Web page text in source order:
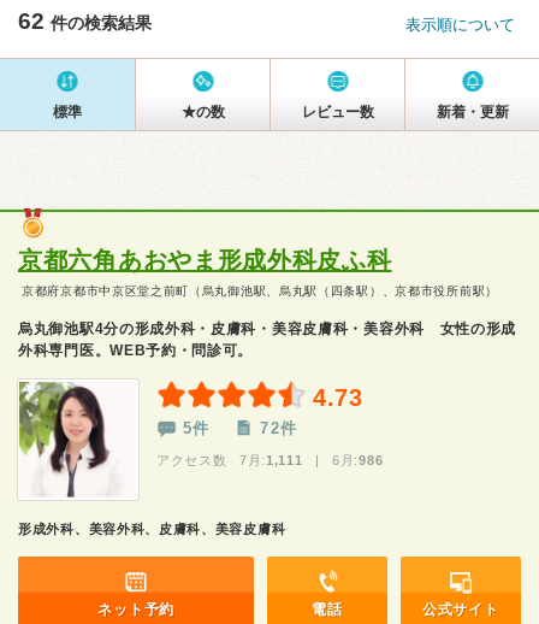
62 件の検索結果 表示順について
標準 ★の数 レビュー数 新着・更新
京都六角あおやま形成外科皮ふ科
京都府京都市中京区堂之前町（烏丸御池駅、烏丸駅（四条駅）、京都市役所前駅）
烏丸御池駅4分の形成外科・皮膚科・美容皮膚科・美容外科 女性の形成
外科専門医。WEB予約・問診可。
4.73
5件 72件
アクセス数 7月: 1,111 | 6月:986
形成外科、美容外科、皮膚科、美容皮膚科
ネット予約 電話 公式サイト